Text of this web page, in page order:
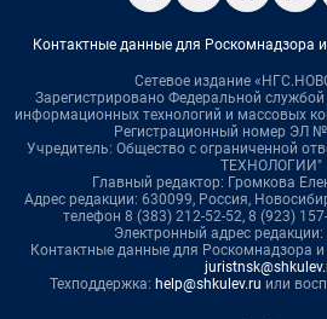
Контактные данные для Роскомнадзора
Сетевое издание
Зарегистрировано Федеральной
информационных технологий и массовых
Регистрационный номер ЭЛ
Учредитель: Общество с ограниченной
ТЕХНОЛОГИИ"
Главный редактор: Громкова
Адрес редакции: 630099, Россия,
телефон 8 (383) 212-52-52, 8 (923)
Электронный адрес редакции:
Контактные данные для Роскомнадзора и
Техподдержка: help@shkulev.ru или